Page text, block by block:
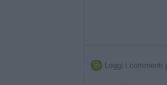
 Leggi i commenti